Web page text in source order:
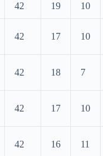
42 19 10
42 17 10
42 18 7
42 17 10
42 16 11